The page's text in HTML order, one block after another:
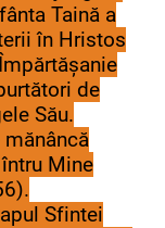
Taină a
în Hristos
de
Său.
Mine
Sfintei